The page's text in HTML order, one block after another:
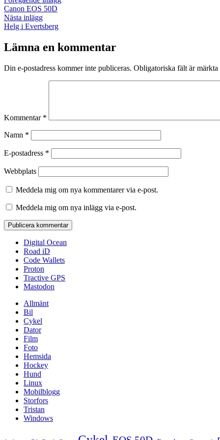
Canon EOS 50D
Nästa inläggNästa
inlägg:
Helg i Evertsberg
Lämna en kommentar
Din e-postadress kommer inte publiceras. Obligatoriska fält är märkta
Kommentar *
Namn *
E-postadress *
Webbplats
Meddela mig om nya kommentarer via e-post.
Meddela mig om nya inlägg via e-post.
Digital Ocean
Road iD
Code Wallets
Proton
Tractive GPS
Mastodon
Allmänt
Bil
Cykel
Dator
Film
Foto
Hemsida
Hockey
Hund
Linux
Mobilblogg
Storfors
Tristan
Windows